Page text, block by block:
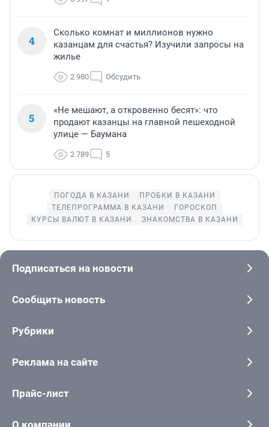
4
Сколько комнат и миллионов нужно
казанцам для счастья? Изучили запросы на
жилье
2 980 Обсудить
5
«Не мешают, а откровенно бесят»: что
продают казанцы на главной пешеходной
улице — Баумана
2 789 5
ПОГОДА В КАЗАНИ
ПРОБКИ В КАЗАНИ
ТЕЛЕПРОГРАММА В КАЗАНИ
ГОРОСКОП
КУРСЫ ВАЛЮТ В КАЗАНИ
ЗНАКОМСТВА В КАЗАНИ
Подписаться на новости
Сообщить новость
Рубрики
Реклама на сайте
Прайс-лист
О компании